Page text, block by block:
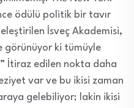
ödülü politik bir tavır
İsveç Akademisi,
görünüyor ki tümüyle
İtiraz edilen nokta daha
var ve bu ikisi zaman
gelebiliyor; lakin ikisi